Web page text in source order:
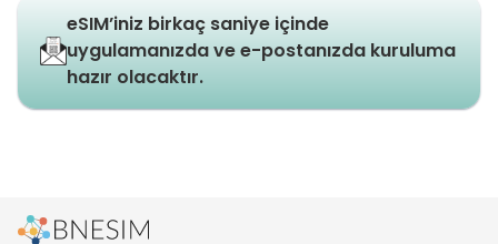
eSIM’iniz birkaç saniye içinde
uygulamanızda ve e-postanızda kuruluma
hazır olacaktır.